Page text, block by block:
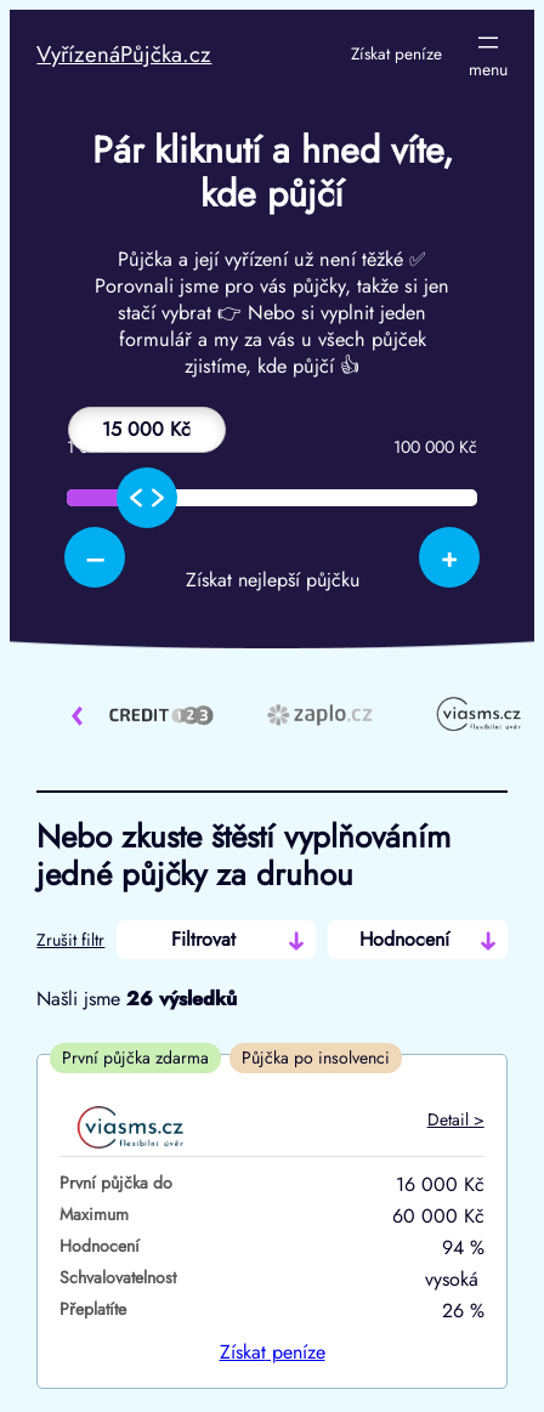
obsah
VyřízenáPůjčka.cz Získat peníze
Pár kliknutí a hned víte,
kde půjčí
Půjčka a její vyřízení už není těžké ✅
Porovnali jsme pro vás půjčky, takže si jen
stačí vybrat 👉 Nebo si vyplnit jeden
formulář a my za vás u všech půjček
zjistíme, kde půjčí 👍
15 000 Kč
– +
1 000 Kč 100 000 Kč
Získat nejlepší půjčku
‹
Nebo zkuste štěstí vyplňováním
jedné půjčky za druhou
Zrušit filtr Filtrovat Hodnocení
Od
První půjčka zdarma
–
ano
ne
ano
Našli jsme26 výsledků
První půjčka zdarma Půjčka po insolvenci
Detail >
První půjčka do 16 000 Kč
Maximum 60 000 Kč
Hodnocení 94 %
Schvalovatelnost vysoká
Přeplatíte
26 %
Získatpeníze